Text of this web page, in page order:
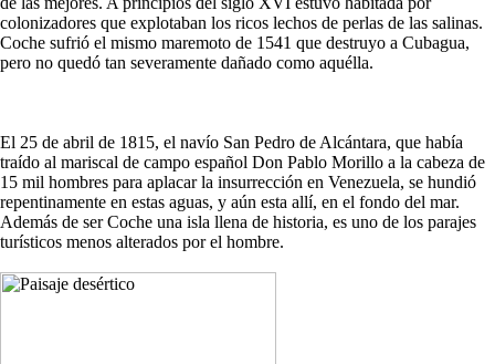
colonizadores que explotaban los ricos lechos de perlas de las salinas.
Coche sufrió el mismo maremoto de 1541 que destruyo a Cubagua,
pero no quedó tan severamente dañado como aquélla.
El 25 de abril de 1815, el navío San Pedro de Alcántara, que había
traído al mariscal de campo español Don Pablo Morillo a la cabeza de
15 mil hombres para aplacar la insurrección en Venezuela, se hundió
repentinamente en estas aguas, y aún esta allí, en el fondo del mar.
Además de ser Coche una isla llena de historia, es uno de los parajes
turísticos menos alterados por el hombre.